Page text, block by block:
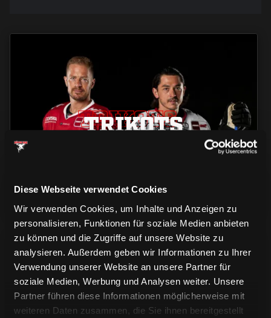
Diese Webseite verwendet Cookies
Wir verwenden Cookies, um Inhalte und Anzeigen zu
personalisieren, Funktionen für soziale Medien anbieten
zu können und die Zugriffe auf unsere Website zu
analysieren. Außerdem geben wir Informationen zu Ihrer
Verwendung unserer Website an unsere Partner für
soziale Medien, Werbung und Analysen weiter. Unsere
Partner führen diese Informationen möglicherweise mit
weiteren Daten zusammen, die Sie ihnen bereitgestellt
TRIKOTS
TRIKOTS
TRIKOTS